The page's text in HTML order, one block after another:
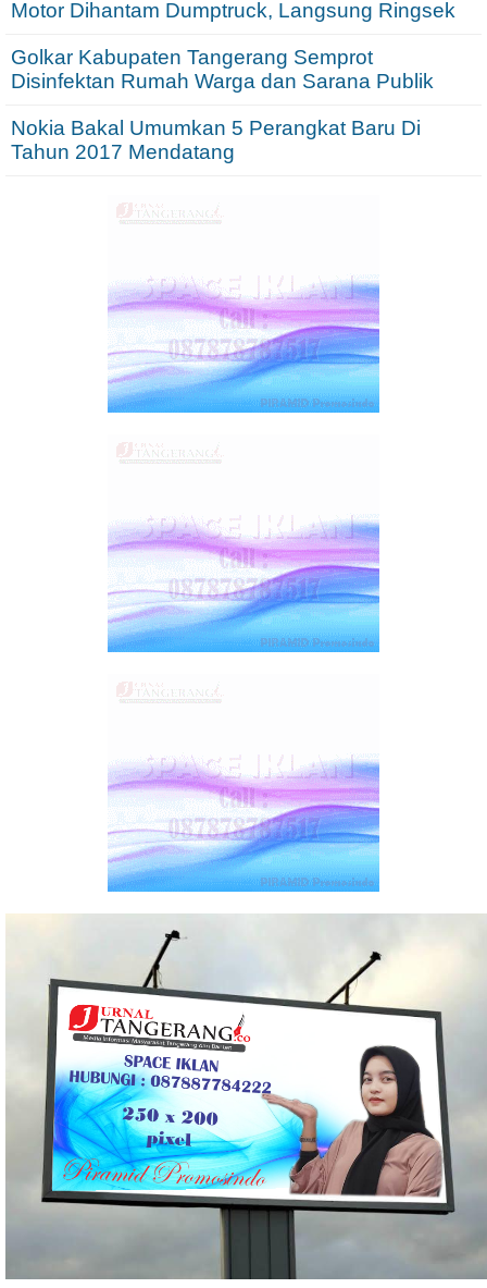
Motor Dihantam Dumptruck, Langsung Ringsek
Golkar Kabupaten Tangerang Semprot
Disinfektan Rumah Warga dan Sarana Publik
Nokia Bakal Umumkan 5 Perangkat Baru Di
Tahun 2017 Mendatang